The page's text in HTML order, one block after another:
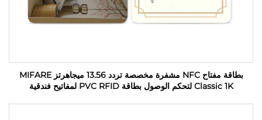
بطاقة مفتاح NFC مشفرة مخصصة تردد 13.56 ميجاهرتز MIFARE
Classic 1K لتحكم الوصول بطاقة PVC RFID لمفاتيح فندقية